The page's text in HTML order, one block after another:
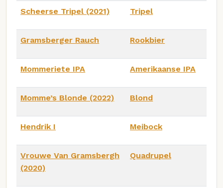
Scheerse Tripel (2021) Tripel
Gramsberger Rauch Rookbier
Mommeriete IPA Amerikaanse IPA
Momme’s Blonde (2022) Blond
Hendrik I Meibock
Vrouwe Van Gramsbergh
(2020)
Quadrupel